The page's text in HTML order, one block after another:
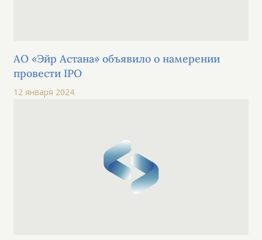
АО «Эйр Астана» объявило о намерении
провести IPO
12 января 2024